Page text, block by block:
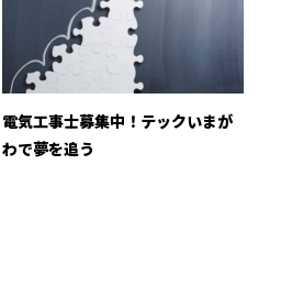
電気工事士募集中！テックいまが
わで夢を追う